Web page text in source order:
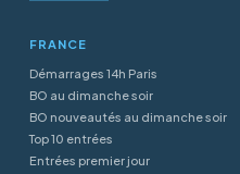
FRANCE
Démarrages 14h Paris
BO au dimanche soir
BO nouveautés au dimanche soir
Top 10 entrées
Entrées premier jour